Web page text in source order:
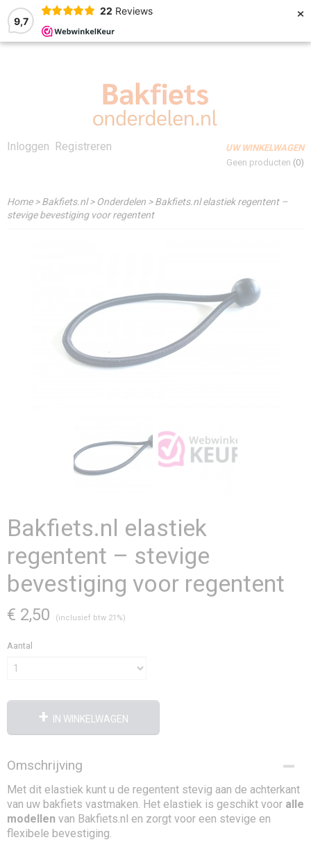
9,7
22 Reviews ×
Inloggen Registreren
UW WINKELWAGEN
Geen producten (0)
Home>Bakfiets.nl> Onderdelen >Bakfiets.nl elastiek regentent –
stevige bevestiging voor regentent
Bakfiets.nl elastiek
regentent – stevige
bevestiging voor regentent
€ 2,50 (inclusief btw 21%)
Aantal
IN WINKELWAGEN
Omschrijving
Met dit elastiek kunt u de regentent stevig aan de achterkant
van uw bakfiets vastmaken. Het elastiek is geschikt voor alle
modellen van Bakfiets.nl en zorgt voor een stevige en
flexibele bevestiging.